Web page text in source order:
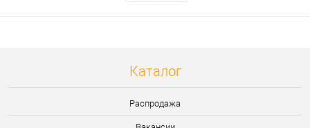
Каталог
Распродажа